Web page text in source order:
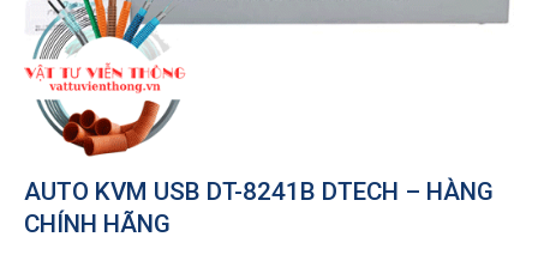
AUTO KVM USB DT-8241B DTECH – HÀNG
CHÍNH HÃNG